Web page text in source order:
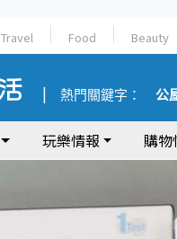
Travel Food Beauty
熱門關鍵字： 公
玩樂情報 購物